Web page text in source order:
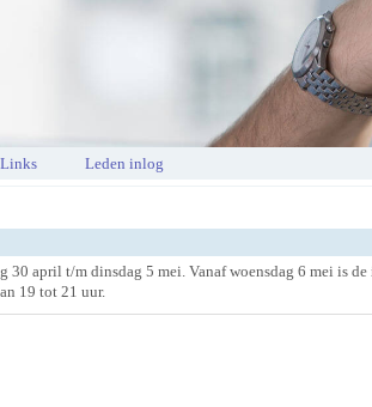
Links Leden inlog
30 april t/m dinsdag 5 mei. Vanaf woensdag 6 mei is
19 tot 21 uur.